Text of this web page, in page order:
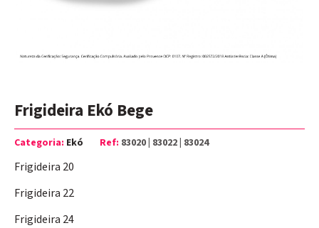
Frigideira Ekó Bege
Categoria: Ekó Ref: 83020 | 83022 | 83024
Frigideira 20
Frigideira 22
Frigideira 24